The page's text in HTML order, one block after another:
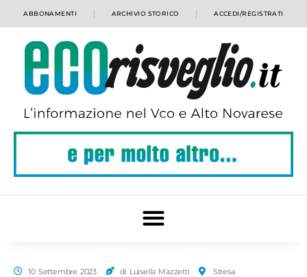
ABBONAMENTI ARCHIVIO STORICO ACCEDI/REGISTRATI
10 Settembre 2023 di Luisella Mazzetti Stresa